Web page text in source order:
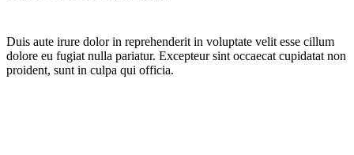
Duis aute irure dolor in reprehenderit in voluptate velit esse cillum
dolore eu fugiat nulla pariatur. Excepteur sint occaecat cupidatat non
proident, sunt in culpa qui officia.